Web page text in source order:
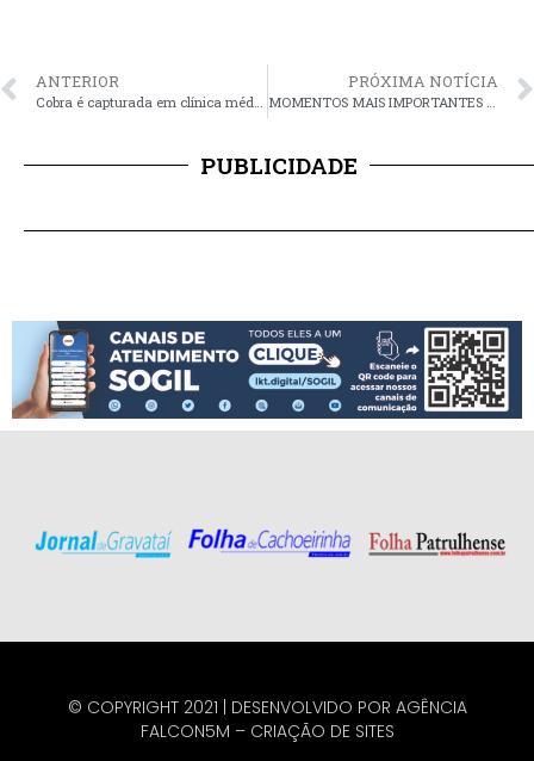
ANTERIOR PRÓXIMA NOTÍCIA
PUBLICIDADE
© COPYRIGHT 2021 | DESENVOLVIDO POR AGÊNCIA
FALCON5M – CRIAÇÃO DE SITES